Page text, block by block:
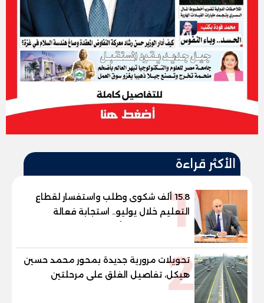
الأكثر قراءة
115.8 ألف شكوى وطلب واستفسار لقطاع
التعليم خلال يوليو.. استجابة فعالة
لشكاوى الطلاب وأولياء الأمور
2
تحويلات مرورية جديدة بمحور محمد حسين
هيكل، تفاصيل الغلق على مرحلتين